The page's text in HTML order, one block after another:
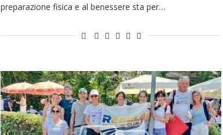
preparazione fisica e al benessere sta per…